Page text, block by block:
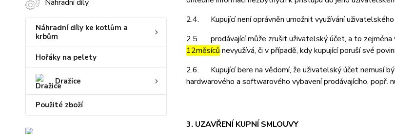
Náhradní díly
Náhradní díly ke kotlům a
krbům
Hořáky na pelety
Dražice
Použité zboží
2.4. Kupující není oprávněn umožnit využívání
2.5. prodávající může zrušit uživatelský účet, a to zejména
12měsíců nevyužívá, či v případě, kdy kupující poruší své
2.6. Kupující bere na vědomí, že uživatelský účet nemusí
hardwarového a softwarového vybavení prodávajícího,
3. UZAVŘENÍ KUPNÍ SMLOUVY